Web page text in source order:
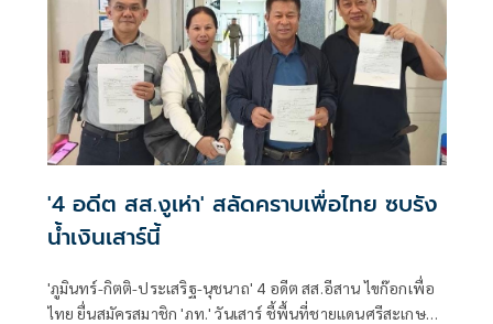
'4 อดีต สส.งูเห่า' สลัดคราบเพื่อไทย ซบรัง
น้ำเงินเสาร์นี้
'ภูมินทร์-กิตติ-ประเสริฐ-นุชนาถ' 4 อดีต สส.อีสาน ไขก๊อกเพื่อ
ไทย ยื่นสมัครสมาชิก 'ภท.' วันเสาร์ ชี้พื้นที่ชายแดนศรีสะเกษ